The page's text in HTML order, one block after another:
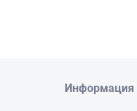
Информация